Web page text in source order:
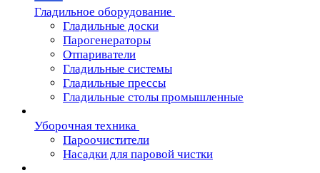
Гладильное оборудование
Гладильные доски
Парогенераторы
Отпариватели
Гладильные системы
Гладильные прессы
Гладильные столы промышленные
Уборочная техника
Пароочистители
Насадки для паровой чистки